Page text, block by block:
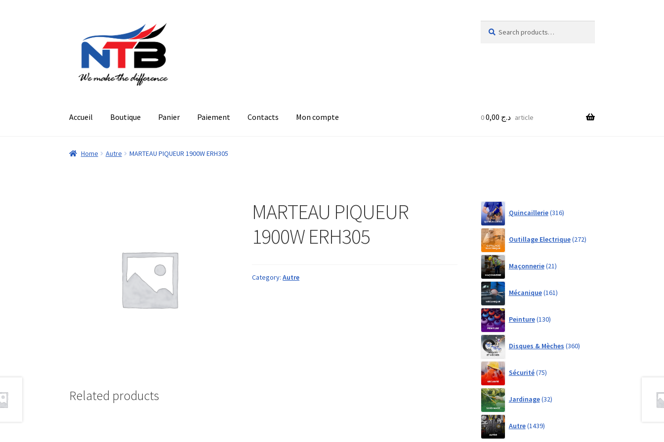
navigation
contenu
for:
Accueil Boutique Panier Paiement Contacts Mon compte د.ج 0 article
Home Autre MARTEAU PIQUEUR 1900W ERH305
MARTEAU PIQUEUR
1900W ERH305
Category:Autre
Related products
Quincaillerie 316products
Outillage Electrique 272products
Maçonnerie 21products
Mécanique 161products
Peinture 130products
Disques & Mèches 360products
Sécurité 75products
Jardinage 32products
Autre 1439products